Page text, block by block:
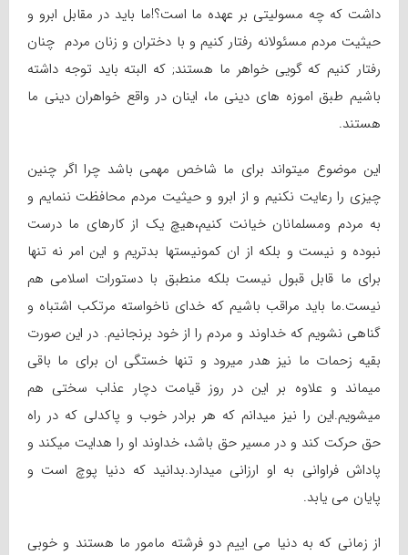
داشت که چه مسولیتی بر عهده ما است؟!ما باید در مقابل ابرو و
حیثیت مردم مسئولانه رفتار کنیم و با دختران و زنان مردم چنان
رفتار کنیم که گویی خواهر ما هستند;که البته باید توجه داشته
باشیم طبق اموزه های دینی ما، اینان در واقع خواهران دینی ما
هستند.
این موضوع میتواند برای ما شاخص مهمی باشد چرا اگر چنین
چیزی را رعایت نکنیم و از ابرو و حیثیت مردم محافظت ننمایم و
به مردم ومسلمانان خیانت کنیم،هیچ یک از کارهای ما درست
نبوده و نیست و بلکه از ان کمونیستها بدتریم و این امر نه تنها
برای ما قابل قبول نیست بلکه منطبق با دستورات اسلامی هم
نیست.ما باید مراقب باشیم که خدای ناخواسته مرتکب اشتباه و
گناهی نشویم که خداوند و مردم را از خود برنجانیم. در این صورت
بقیه زحمات ما نیز هدر میرود و تنها خستگی ان برای ما باقی
میماند و علاوه بر این در روز قیامت دچار عذاب سختی هم
میشویم.این را نیز میدانم که هر برادر خوب و پاکدلی که در راه
حق حرکت کند و در مسیر حق باشد، خداوند او را هدایت میکند و
پاداش فراوانی به او ارزانی میدارد.بدانید که دنیا پوچ است و
پایان می یابد.
از زمانی که به دنیا می اییم دو فرشته مامور ما هستند و خوبی